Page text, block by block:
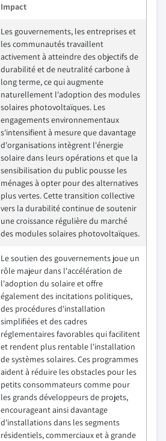
Impact
Les gouvernements, les entreprises et
les communautés travaillent
activement à atteindre des objectifs de
durabilité et de neutralité carbone à
long terme, ce qui augmente
naturellement l'adoption des modules
solaires photovoltaïques. Les
engagements environnementaux
s'intensifient à mesure que davantage
d'organisations intègrent l'énergie
solaire dans leurs opérations et que la
sensibilisation du public pousse les
ménages à opter pour des alternatives
plus vertes. Cette transition collective
vers la durabilité continue de soutenir
une croissance régulière du marché
des modules solaires photovoltaïques.
Le soutien des gouvernements joue un
rôle majeur dans l'accélération de
l'adoption du solaire et offre
également des incitations politiques,
des procédures d'installation
simplifiées et des cadres
réglementaires favorables qui facilitent
et rendent plus rentable l'installation
de systèmes solaires. Ces programmes
aident à réduire les obstacles pour les
petits consommateurs comme pour
les grands développeurs de projets,
encourageant ainsi davantage
d'installations dans les segments
résidentiels, commerciaux et à grande